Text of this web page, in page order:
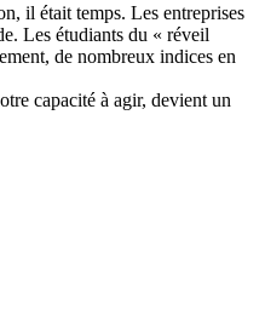
il était temps. Les entreprises
Les étudiants du « réveil
de nombreux indices en
capacité à agir, devient un